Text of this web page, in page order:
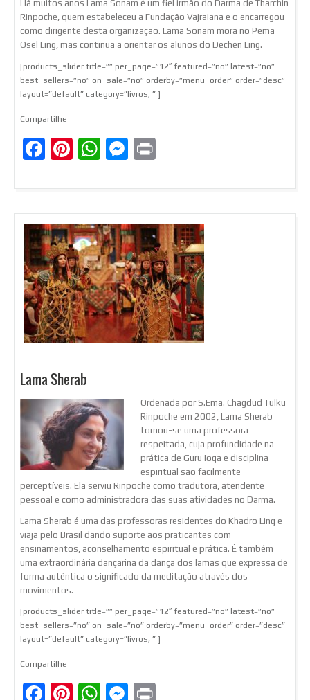
Há muitos anos Lama Sonam é um fiel irmão do Darma de Tharchin
Rinpoche, quem estabeleceu a Fundação Vajraiana e o encarregou
como dirigente desta organização. Lama Sonam mora no Pema
Osel Ling, mas continua a orientar os alunos do Dechen Ling.
[products_slider title=”” per_page=”12″ featured=”no” latest=”no”
best_sellers=”no” on_sale=”no” orderby=”menu_order” order=”desc”
layout=”default” category=”livros, ” ]
Compartilhe
Facebook
Pinterest
WhatsApp
Messenger
Lama Sherab
Ordenada por S.Ema. Chagdud Tulku
Rinpoche em 2002, Lama Sherab
tornou-se uma professora
respeitada, cuja profundidade na
prática de Guru Ioga e disciplina
espiritual são facilmente
perceptíveis. Ela serviu Rinpoche como tradutora, atendente
pessoal e como administradora das suas atividades no Darma.
Lama Sherab é uma das professoras residentes do Khadro Ling e
viaja pelo Brasil dando suporte aos praticantes com
ensinamentos, aconselhamento espiritual e prática. É também
uma extraordinária dançarina da dança dos lamas que expressa de
forma autêntica o significado da meditação através dos
movimentos.
[products_slider title=”” per_page=”12″ featured=”no” latest=”no”
best_sellers=”no” on_sale=”no” orderby=”menu_order” order=”desc”
layout=”default” category=”livros, ” ]
Compartilhe
Facebook
Pinterest
WhatsApp
Messenger